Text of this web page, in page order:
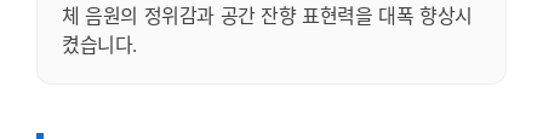
체 음원의 정위감과 공간 잔향 표현력을 대폭 향상시
켰습니다.